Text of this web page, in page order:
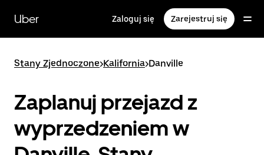
głównej
zawartości
Uber Zaloguj się Zarejestruj się
Stany Zjednoczone>Kalifornia>Danville
Zaplanuj przejazd z
wyprzedzeniem w